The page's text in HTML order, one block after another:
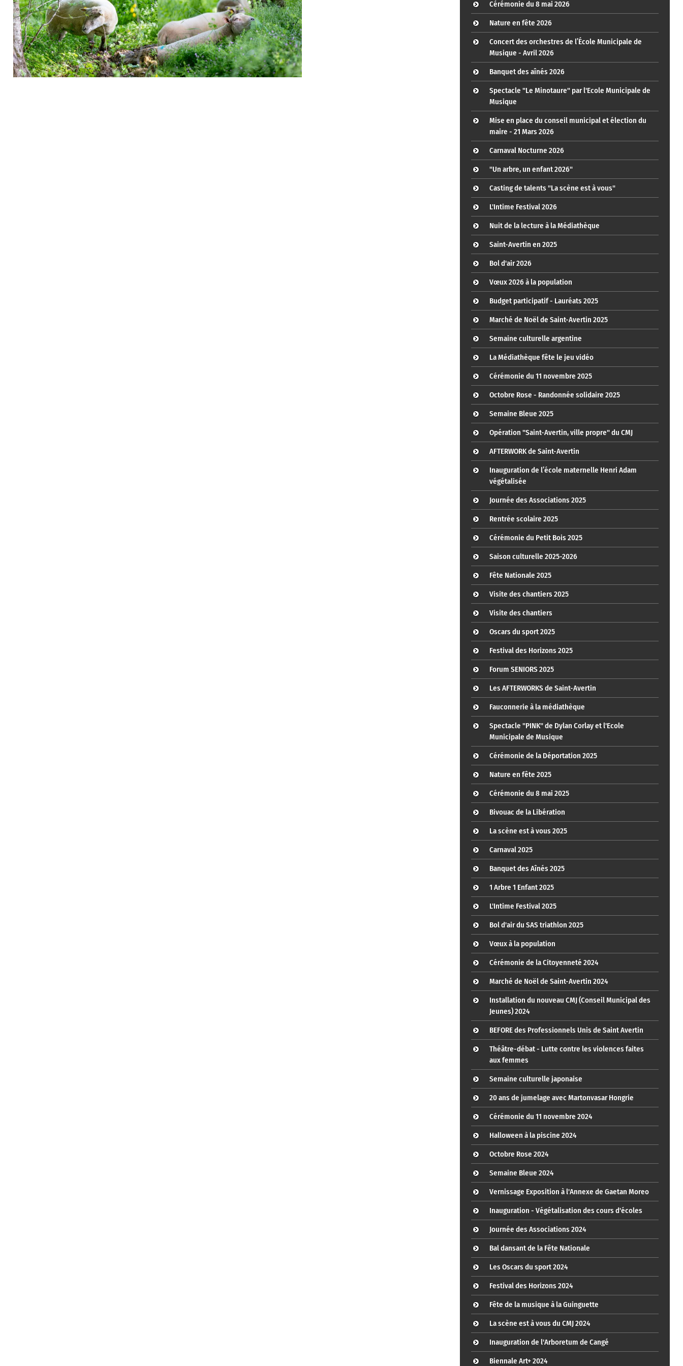
Cérémonie du 8 mai 2026
Nature en fête 2026
Concert des orchestres de l’École Municipale de
Musique - Avril 2026
Banquet des aînés 2026
Spectacle "Le Minotaure" par l'Ecole Municipale de
Musique
Mise en place du conseil municipal et élection du
maire - 21 Mars 2026
Carnaval Nocturne 2026
"Un arbre, un enfant 2026"
Casting de talents "La scène est à vous"
L'Intime Festival 2026
Nuit de la lecture à la Médiathèque
Saint-Avertin en 2025
Bol d'air 2026
Vœux 2026 à la population
Budget participatif - Lauréats 2025
Marché de Noël de Saint-Avertin 2025
Semaine culturelle argentine
La Médiathèque fête le jeu vidéo
Cérémonie du 11 novembre 2025
Octobre Rose - Randonnée solidaire 2025
Semaine Bleue 2025
Opération "Saint-Avertin, ville propre" du CMJ
AFTERWORK de Saint-Avertin
Inauguration de l’école maternelle Henri Adam
végétalisée
Journée des Associations 2025
Rentrée scolaire 2025
Cérémonie du Petit Bois 2025
Saison culturelle 2025-2026
Fête Nationale 2025
Visite des chantiers 2025
Visite des chantiers
Oscars du sport 2025
Festival des Horizons 2025
Forum SENIORS 2025
Les AFTERWORKS de Saint-Avertin
Fauconnerie à la médiathèque
Spectacle "PINK" de Dylan Corlay et l'Ecole
Municipale de Musique
Cérémonie de la Déportation 2025
Nature en fête 2025
Cérémonie du 8 mai 2025
Bivouac de la Libération
La scène est à vous 2025
Carnaval 2025
Banquet des Aînés 2025
1 Arbre 1 Enfant 2025
L'Intime Festival 2025
Bol d'air du SAS triathlon 2025
Vœux à la population
Cérémonie de la Citoyenneté 2024
Marché de Noël de Saint-Avertin 2024
Installation du nouveau CMJ (Conseil Municipal des
Jeunes) 2024
BEFORE des Professionnels Unis de Saint Avertin
Théâtre-débat - Lutte contre les violences faites
aux femmes
Semaine culturelle japonaise
20 ans de jumelage avec Martonvasar Hongrie
Cérémonie du 11 novembre 2024
Halloween à la piscine 2024
Octobre Rose 2024
Semaine Bleue 2024
Vernissage Exposition à l'Annexe de Gaetan Moreo
Inauguration - Végétalisation des cours d'écoles
Journée des Associations 2024
Bal dansant de la Fête Nationale
Les Oscars du sport 2024
Festival des Horizons 2024
Fête de la musique à la Guinguette
La scène est à vous du CMJ 2024
Inauguration de l'Arboretum de Cangé
Biennale Art+ 2024